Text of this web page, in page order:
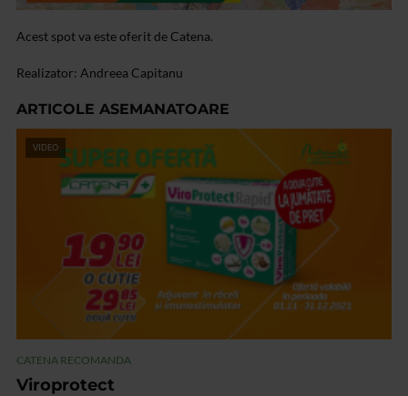
Acest spot va este oferit de Catena.
Realizator: Andreea Capitanu
ARTICOLE ASEMANATOARE
VIDEO
CATENA RECOMANDA
Viroprotect